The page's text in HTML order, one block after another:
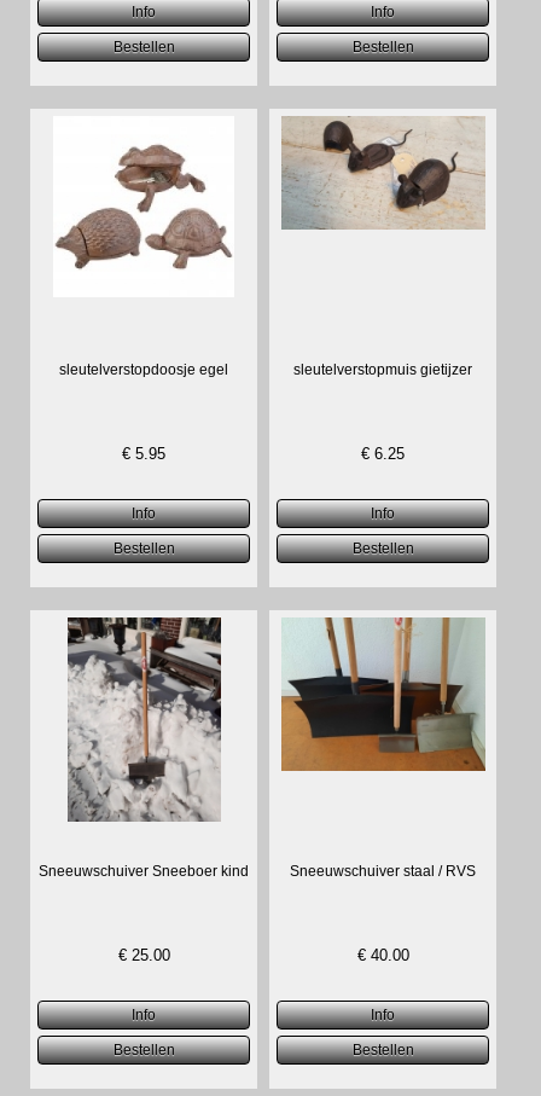
sleutelverstopdoosje egel
€5.95
sleutelverstopmuis gietijzer
€6.25
Sneeuwschuiver Sneeboer kind
€ 25.00
Sneeuwschuiver staal / RVS
€ 40.00